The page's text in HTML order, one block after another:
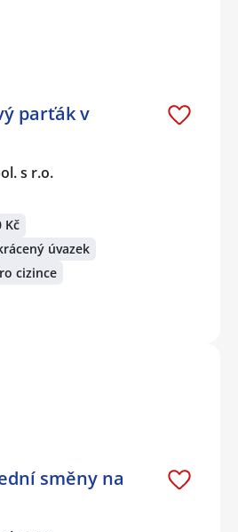
parťák v
s r.o.
Kč
úvazek
cizince
směny na